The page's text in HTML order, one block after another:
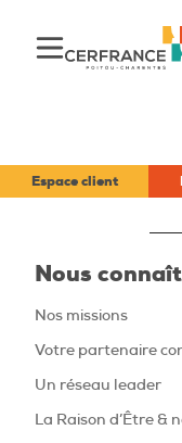
Espace client
Nous
Nos missions
Votre partenaire
Un réseau leader
La Raison d’Être &